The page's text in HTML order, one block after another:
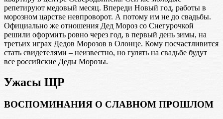
репетируют медовый месяц. Впереди Новый год, работы в
морозном царстве невпроворот. А потому им не до свадьбы.
Официально же отношения Дед Мороз со Снегурочкой
решили оформить ровно через год, в первый день зимы, на
третьих играх Дедов Морозов в Олонце. Кому посчастливится
стать свидетелями – неизвестно, но гулять на свадьбе будут
все российские Деды Морозы.
Ужасы ЩР
ВОСПОМИНАНИЯ О СЛАВНОМ ПРОШЛОМ